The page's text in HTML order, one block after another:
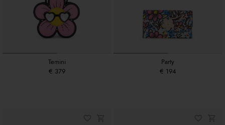
Temini
€ 379
Party
€ 194